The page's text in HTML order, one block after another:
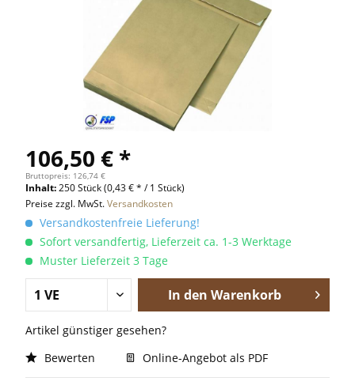
106,50 € *
Bruttopreis: 126,74 €
Inhalt:250 Stück(0,43 € * / 1 Stück)
Preise zzgl. MwSt.Versandkosten
Versandkostenfreie Lieferung!
Sofort versandfertig, Lieferzeit ca. 1-3 Werktage
Muster Lieferzeit 3 Tage
In den Warenkorb
Artikel günstiger gesehen?
Bewerten
Online-Angebot als PDF